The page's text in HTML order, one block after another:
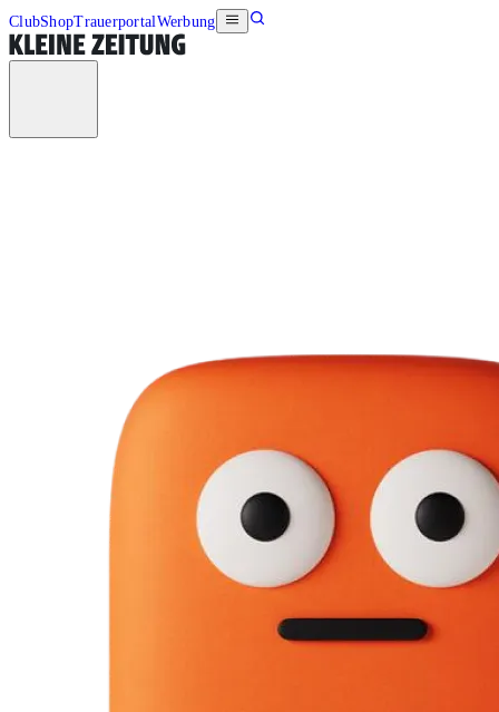
ClubShopTrauerportalWerbung